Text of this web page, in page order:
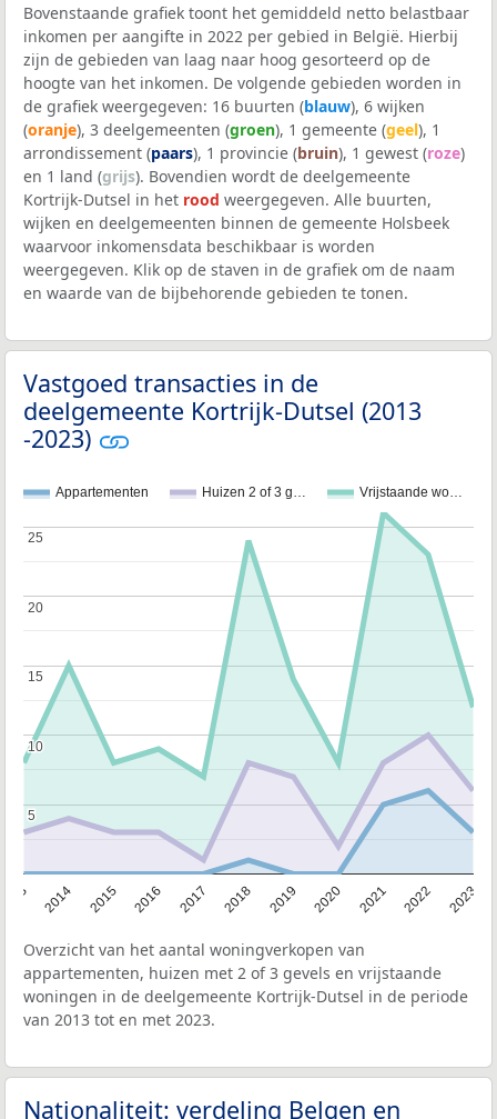
Bovenstaande grafiek toont het gemiddeld netto belastbaar
inkomen per aangifte in 2022 per gebied in België. Hierbij
zijn de gebieden van laag naar hoog gesorteerd op de
hoogte van het inkomen. De volgende gebieden worden in
de grafiek weergegeven: 16 buurten (blauw), 6 wijken
(oranje), 3 deelgemeenten (groen), 1 gemeente (geel), 1
arrondissement (paars), 1 provincie (bruin), 1 gewest (roze)
en 1 land (grijs). Bovendien wordt de deelgemeente
Kortrijk-Dutsel in het rood weergegeven. Alle buurten,
wijken en deelgemeenten binnen de gemeente Holsbeek
waarvoor inkomensdata beschikbaar is worden
weergegeven. Klik op de staven in de grafiek om de naam
en waarde van de bijbehorende gebieden te tonen.
Vastgoed transacties in de
deelgemeente Kortrijk-Dutsel (2013
-2023)
Appartementen Huizen 2 of 3 g… Vrijstaande wo…
2014 2015 2016 2017 2018 2019 2020 2021 2022 2023
5
5
10
10
15
15
20
20
25
25
Overzicht van het aantal woningverkopen van
appartementen, huizen met 2 of 3 gevels en vrijstaande
woningen in de deelgemeente Kortrijk-Dutsel in de periode
van 2013 tot en met 2023.
Nationaliteit: verdeling Belgen en